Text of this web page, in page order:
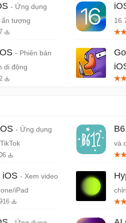
- Ứng dụng
ấn tượng
- Phiên bản
di động
- Ứng dụng
iOS - Xem video
iPad
và